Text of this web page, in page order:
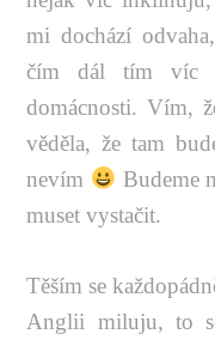
mi dochází
čím dál tím víc
domácnosti. Vím,
věděla, že tam
nevím
Budeme
muset vystačit.
Těším se
Anglii miluju, to